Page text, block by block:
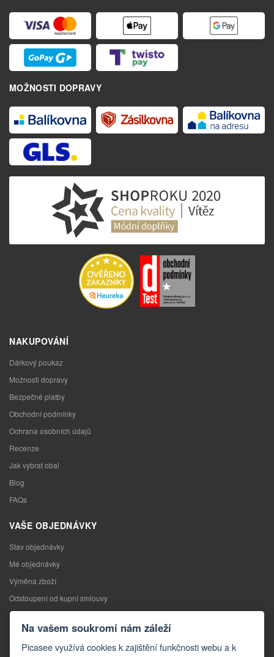
MOŽNOSTI DOPRAVY
NAKUPOVÁNÍ
Dárkový poukaz
Možnosti dopravy
Bezpečné platby
Obchodní podmínky
Ochrana osobních údajů
Recenze
Jak vybrat obal
Blog
FAQs
VAŠE OBJEDNÁVKY
Stav objednávky
Mé objednávky
Výměna zboží
Odstoupení od kupní smlouvy
Reklamace
Na vašem soukromí nám záleží
Picasee využívá cookies k zajištění funkčnosti webu a k